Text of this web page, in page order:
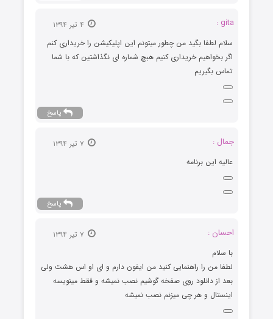
gita :
سلام لطفا بگید من چطور میتونم این اپلیکیشن را خریداری کنم
اگر بخواهیم خریداری کنیم هبچ شماره ای نگذاشتین که با شما
تماس بگیریم
پاسخ
جمال :
عالیه این برنامه
پاسخ
احسان :
با سلام
لطفا من را راهنمایی کنید من ایفون دارم و ای او اس هشت ولی
بعد از دانلود روی صفخه گوشیم نصب نمیشه و فقط مینویسه
اینستال و هر چی میزنم نصب نمیشه